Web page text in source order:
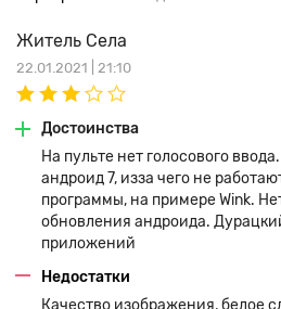
Житель Села
22.01.2021 | 21:10
Достоинства
На пульте нет голосового
андроид 7, изза чего не
программы, на примере Wink.
обновления андроида.
приложений
Недостатки
Качество изображения, белое